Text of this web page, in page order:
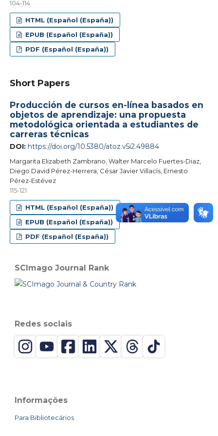
104-114
HTML (Español (España))
EPUB (Español (España))
PDF (Español (España))
Short Papers
Producción de cursos en-línea basados en
objetos de aprendizaje: una propuesta
metodológica orientada a estudiantes de
carreras técnicas
DOI: https://doi.org/10.5380/atoz.v5i2.49884
Margarita Elizabeth Zambrano, Walter Marcelo Fuertes-Diaz,
Diego David Pérez-Herrera, César Javier Villacís, Ernesto
Pérez-Estévez
115-121
HTML (Español (España))
EPUB (Español (España))
PDF (Español (España))
SCImago Journal Rank
Redes sociais
Informações
Para Bibliotecários